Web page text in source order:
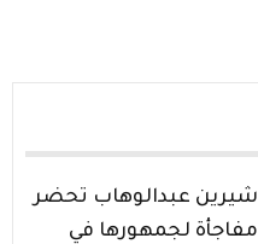
شيرين عبدالوهاب تحضر
مفاجأة لجمهورها في